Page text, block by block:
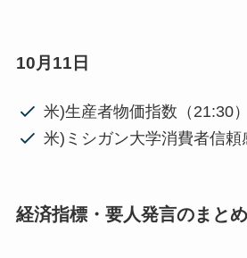
10月11日
米)生産者物価指数（21:30）
米)ミシガン大学消費者信頼
経済指標・要人発言のまとめ